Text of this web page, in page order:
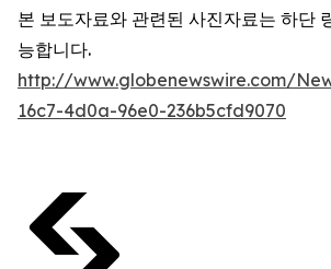
본 보도자료와 관련된 사진자료는 하단
능합니다.
http://www.globenewswire.com/
16c7-4d0a-96e0-236b5cfd9070